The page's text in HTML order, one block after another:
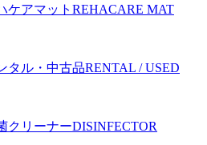
ケアマット REHACARE MAT
タル・中古品RENTAL / USED
クリーナーDISINFECTOR